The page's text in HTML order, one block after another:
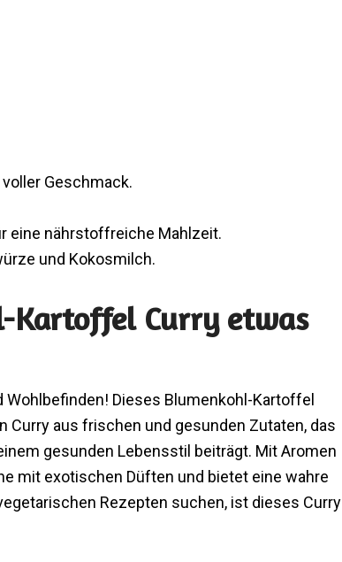
Geschmack.
eine nährstoffreiche Mahlzeit.
und Kokosmilch.
Kartoffel Curry etwas
Dieses Blumenkohl-Kartoffel
Curry aus frischen und gesunden Zutaten, das
gesunden Lebensstil beiträgt. Mit Aromen
mit exotischen Düften und bietet eine wahre
Rezepten suchen, ist dieses Curry